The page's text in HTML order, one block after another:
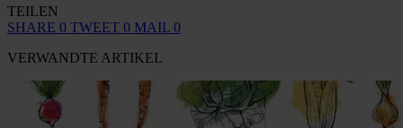
TEILEN
SHARE 0 TWEET 0 MAIL 0
VERWANDTE ARTIKEL